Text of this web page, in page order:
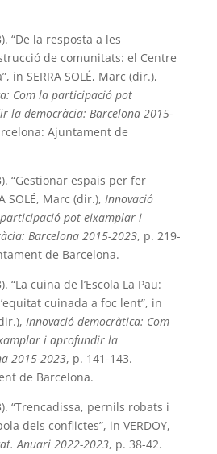
“De la resposta a les
de comunitats: el Centre
in SERRA SOLÉ, Marc (dir.),
Com la participació pot
la democràcia: Barcelona 2015-
Ajuntament de
“Gestionar espais per fer
SOLÉ, Marc (dir.), Innovació
pot eixamplar i
Barcelona 2015-2023, p. 219-
de Barcelona.
“La cuina de l’Escola La Pau:
cuinada a foc lent”, in
Innovació democràtica: Com
i aprofundir la
2015-2023, p. 141-143.
de Barcelona.
“Trencadissa, pernils robats i
dels conflictes”, in VERDOY,
Anuari 2022-2023, p. 38-42.